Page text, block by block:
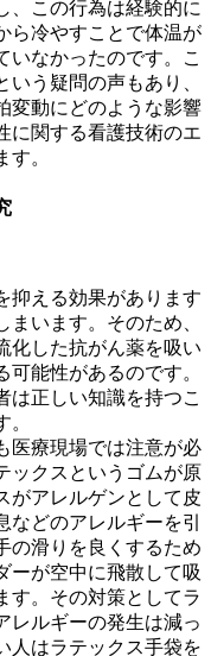
、この行為は経験的に
ら冷やすことで体温が
いなかったのです。こ
う疑問の声もあり、
変動にどのような影響
に関する看護技術のエ
。
抑える効果があります
います。そのため、
化した抗がん薬を吸い
能性があるのです。
は正しい知識を持つこ
。
医療現場では注意が必
ックスというゴムが原
がアレルゲンとして皮
どのアレルギーを引
の滑りを良くするため
ーが空中に飛散して吸
す。その対策としてラ
レルギーの発生は減っ
人はラテックス手袋を